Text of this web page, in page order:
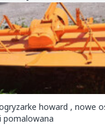
howard , nowe
pomalowana